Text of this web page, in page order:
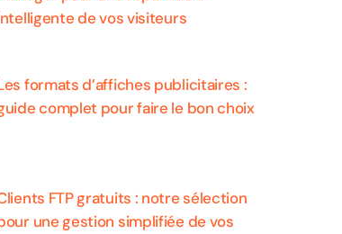
de vos visiteurs
formats d’affiches publicitaires :
complet pour faire le bon choix
FTP gratuits : notre sélection
une gestion simplifiée de vos